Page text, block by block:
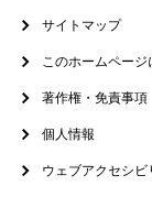
サイトマップ
このホームページ
著作権・免責事項
個人情報
ウェブアクセシビ